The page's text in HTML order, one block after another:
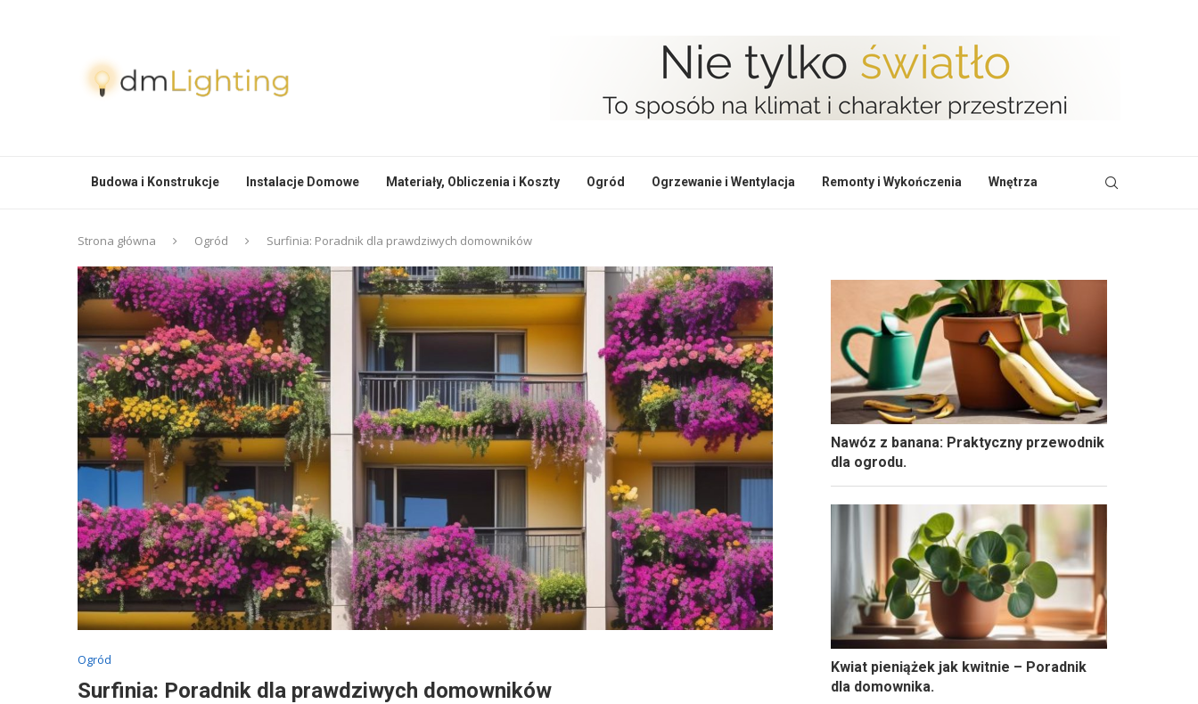
Budowa i Konstrukcje Instalacje Domowe Materiały, Obliczenia i Koszty Ogród Ogrzewanie i Wentylacja Remonty i Wykończenia Wnętrza
Strona główna Ogród Surfinia: Poradnik dla prawdziwych domowników
Ogród
Surfinia: Poradnik dla prawdziwych domowników
Nawóz z banana: Praktyczny przewodnik
dla ogrodu.
Kwiat pieniążek jak kwitnie – Poradnik
dla domownika.